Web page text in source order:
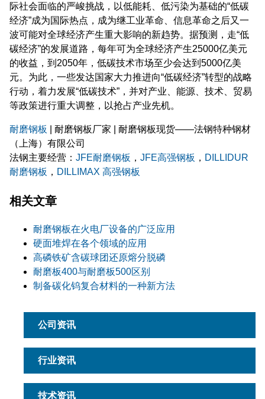
际社会面临的严峻挑战，以低能耗、低污染为基础的“低碳
经济”成为国际热点，成为继工业革命、信息革命之后又一
波可能对全球经济产生重大影响的新趋势。据预测，走“低
碳经济”的发展道路，每年可为全球经济产生25000亿美元
的收益，到2050年，低碳技术市场至少会达到5000亿美
元。为此，一些发达国家大力推进向“低碳经济”转型的战略
行动，着力发展“低碳技术”，并对产业、能源、技术、贸易
等政策进行重大调整，以抢占产业先机。
耐磨钢板
| 耐磨钢板厂家 | 耐磨钢板现货——法钢特种钢材
（上海）有限公司
法钢主要经营： JFE耐磨钢板 ， JFE高强钢板 ， DILLIDUR
耐磨钢板 ， DILLIMAX 高强钢板
相关文章
耐磨钢板在火电厂设备的广泛应用
硬面堆焊在各个领域的应用
高磷铁矿含碳球团还原熔分脱磷
耐磨板400与耐磨板500区别
制备碳化钨复合材料的一种新方法
公司资讯
行业资讯
技术资讯